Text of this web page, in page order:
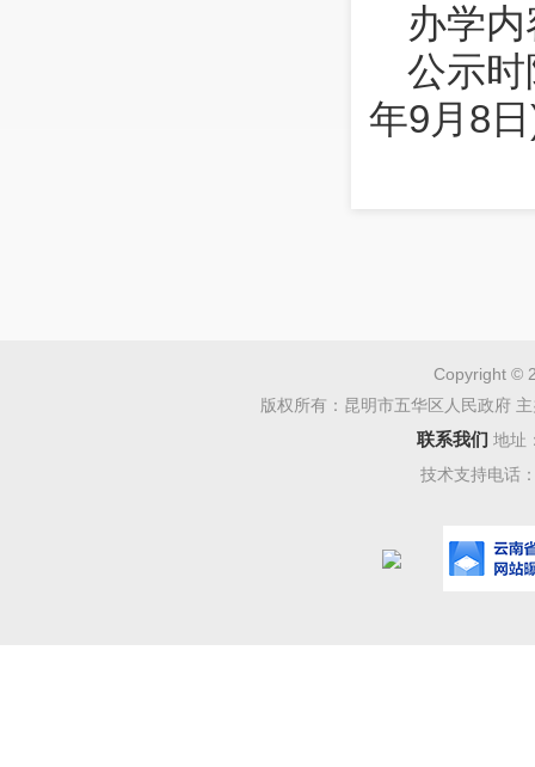
办学
公示
年9月 8
的义务
诉。
受理
受理
Copyright ©
版权所有：昆明市五华区人民政府
联系我们 地址
技术支持电话